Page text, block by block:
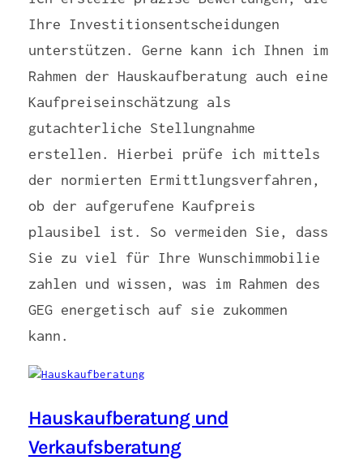
Ihre Investitionsentscheidungen
unterstützen. Gerne kann ich Ihnen im
Rahmen der Hauskaufberatung auch eine
Kaufpreiseinschätzung als
gutachterliche Stellungnahme
erstellen. Hierbei prüfe ich mittels
der normierten Ermittlungsverfahren,
ob der aufgerufene Kaufpreis
plausibel ist. So vermeiden Sie, dass
Sie zu viel für Ihre Wunschimmobilie
zahlen und wissen, was im Rahmen des
GEG energetisch auf sie zukommen
kann.
Hauskaufberatung und
Verkaufsberatung